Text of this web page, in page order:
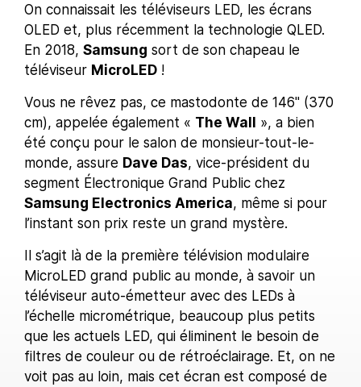
On connaissait les téléviseurs LED, les écrans
OLED et, plus récemment la technologie QLED.
En 2018, Samsung sort de son chapeau le
téléviseur MicroLED !
Vous ne rêvez pas, ce mastodonte de 146" (370
cm), appelée également « The Wall », a bien
été conçu pour le salon de monsieur-tout-le-
monde, assure Dave Das, vice-président du
segment Électronique Grand Public chez
Samsung Electronics America, même si pour
l’instant son prix reste un grand mystère.
Il s’agit là de la première télévision modulaire
MicroLED grand public au monde, à savoir un
téléviseur auto-émetteur avec des LEDs à
l’échelle micrométrique, beaucoup plus petits
que les actuels LED, qui éliminent le besoin de
filtres de couleur ou de rétroéclairage. Et, on ne
voit pas au loin, mais cet écran est composé de